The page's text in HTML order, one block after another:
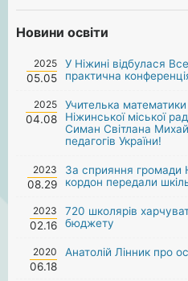
Новини освіти
2025
05.05
У Ніжині відбулася
практична
2025
04.08
Учителька
Ніжинської міської
Симан Світлана
педагогів України!
2023
08.29
За сприяння громади
кордон передали
2023
02.16
720 школярів
бюджету
2020
06.18
Анатолій Лінник про